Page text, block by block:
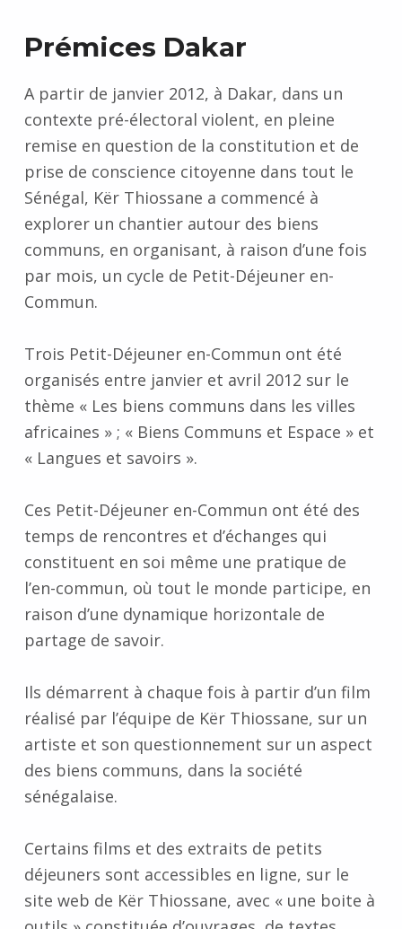
Prémices Dakar
A partir de janvier 2012, à Dakar, dans un
contexte pré-électoral violent, en pleine
remise en question de la constitution et de
prise de conscience citoyenne dans tout le
Sénégal, Kër Thiossane a commencé à
explorer un chantier autour des biens
communs, en organisant, à raison d’une fois
par mois, un cycle de Petit-Déjeuner en-
Commun.
Trois Petit-Déjeuner en-Commun ont été
organisés entre janvier et avril 2012 sur le
thème « Les biens communs dans les villes
africaines » ; « Biens Communs et Espace » et
« Langues et savoirs ».
Ces Petit-Déjeuner en-Commun ont été des
temps de rencontres et d’échanges qui
constituent en soi même une pratique de
l’en-commun, où tout le monde participe, en
raison d’une dynamique horizontale de
partage de savoir.
Ils démarrent à chaque fois à partir d’un film
réalisé par l’équipe de Kër Thiossane, sur un
artiste et son questionnement sur un aspect
des biens communs, dans la société
sénégalaise.
Certains films et des extraits de petits
déjeuners sont accessibles en ligne, sur le
site web de Kër Thiossane, avec « une boite à